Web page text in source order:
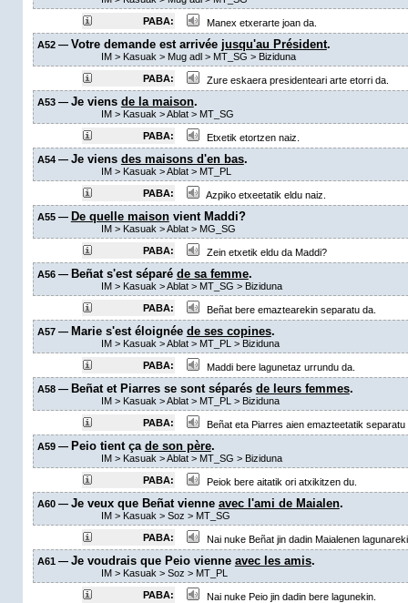
PABA:
Manex etxerarte joan da.
A52 — Votre demande est arrivée jusqu'au Président.
IM> Kasuak > Mug adl> MT_SG > Biziduna
PABA:
Zure eskaera presidenteari arte etorri da.
A53 — Je viens de la maison.
IM> Kasuak >Ablat> MT_SG
PABA:
Etxetik etortzen naiz.
A54 — Je viens des maisons d'en bas.
IM> Kasuak >Ablat> MT_PL
PABA:
Azpiko etxeetatik eldu naiz.
A55 — De quelle maisonvient Maddi?
IM> Kasuak >Ablat> MG_SG
PABA:
Zein etxetik eldu da Maddi?
A56 — Beñat s'est séparé de sa femme.
IM> Kasuak >Ablat> MT_SG > Biziduna
PABA:
Beñat bere emaztearekin separatu da.
A57 — Marie s'est éloignée de ses copines.
IM> Kasuak >Ablat> MT_PL > Biziduna
PABA:
Maddi bere lagunetaz urrundu da.
A58 — Beñat et Piarres se sont séparés de leurs femmes.
IM> Kasuak >Ablat> MT_PL > Biziduna
PABA:
Beñat eta Piarres aien emazteetatik separatu
A59 — Peio tient ça de son père.
IM> Kasuak >Ablat> MT_SG > Biziduna
PABA:
Peiok bere aitatik ori atxikitzen du.
A60 — Je veux que Beñat vienne avec l'ami de Maialen.
IM> Kasuak > Soz > MT_SG
PABA:
Nai nuke Beñat jin dadin Maialenen
A61 — Je voudrais que Peio vienne avec les amis.
IM> Kasuak > Soz > MT_PL
PABA:
Nai nuke Peio jin dadin bere lagunekin.